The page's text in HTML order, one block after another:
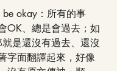
be okay：所有的事
OK、總是會過去；如
是還沒有過去、還沒
字面翻譯起來，好像